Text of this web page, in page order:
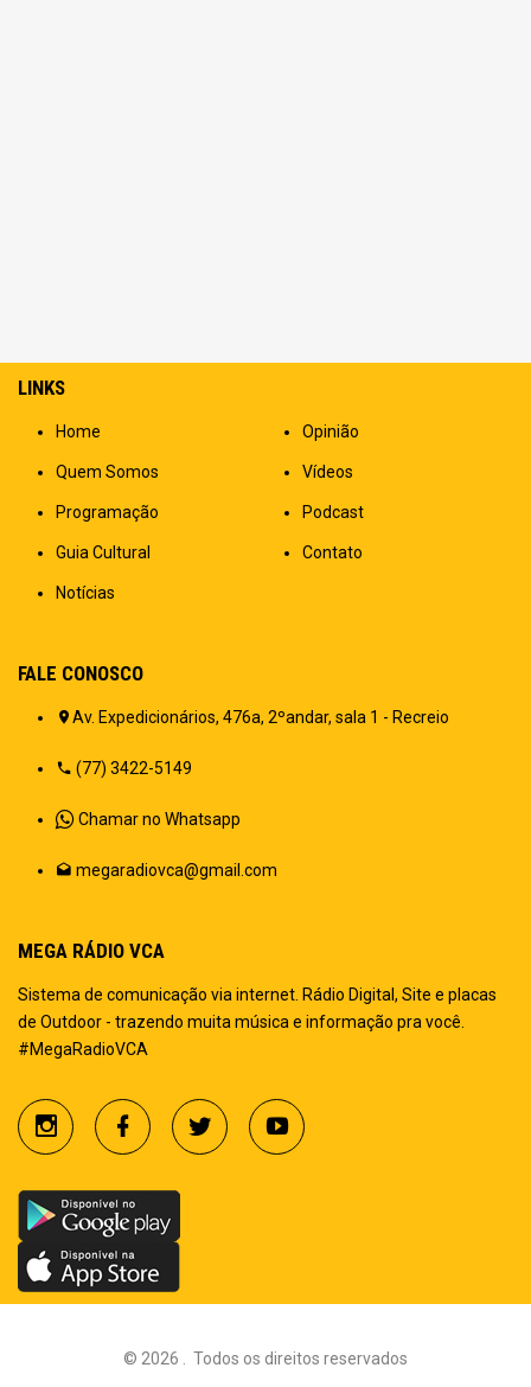
LINKS
Home
Quem Somos
Programação
Guia Cultural
Notícias
Opinião
Vídeos
Podcast
Contato
FALE CONOSCO
Av. Expedicionários, 476a, 2ºandar, sala 1 - Recreio
(77) 3422-5149
Chamar no Whatsapp
megaradiovca@gmail.com
MEGA RÁDIO VCA
Sistema de comunicação via internet. Rádio Digital, Site e placas
de Outdoor - trazendo muita música e informação pra você.
#MegaRadioVCA
© 2026 Todos os direitos reservados